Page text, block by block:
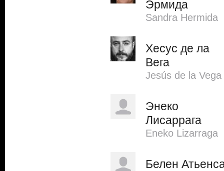
Эрмида
Sandra Hermida
Хесус де ла
Вега
Jesús de la Vega
Энеко
Лисаррага
Eneko Lizarraga
Белен